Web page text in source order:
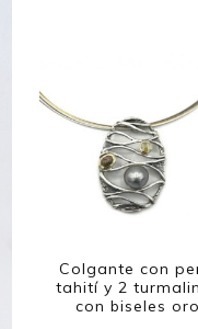
Colgante con
tahití y 2
con biseles oro